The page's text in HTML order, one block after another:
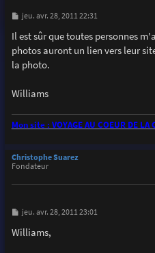
M
s
s
a
e
jeu. avr. 28, 2011 22:31
Il est sûr que toutes personnes
photos auront un lien vers leur
la photo.
Williams
Mon site : VOYAGE AU COEUR DE LA
Christophe Suarez
Fondateur
M
s
s
jeu. avr. 28, 2011 23:01
Williams,